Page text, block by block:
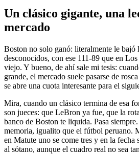
Un clásico gigante, una
mercado
Boston no solo ganó: literalmente le bajó
desconocidos, con ese 111-89 que en
viejo. Y bueno, de ahí sale mi tesis:
grande, el mercado suele pasarse de
se abre una cuota interesante para el
Mira, cuando un clásico termina de esa
son jueces: que LeBron ya fue, que la
banco de Boston te liquida. Pasa
memoria, igualito que el fútbol peruano.
en Matute uno se come tres y en la fecha
al sótano, aunque el cuadro real no sea